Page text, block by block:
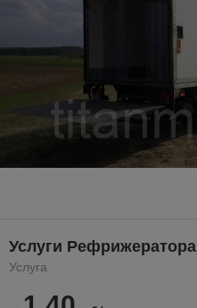
Услуги Рефрижератора
Услуга